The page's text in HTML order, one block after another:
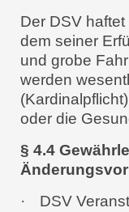
Der DSV
dem seiner
und grobe
werden
oder die
§ 4.4
·
DSV